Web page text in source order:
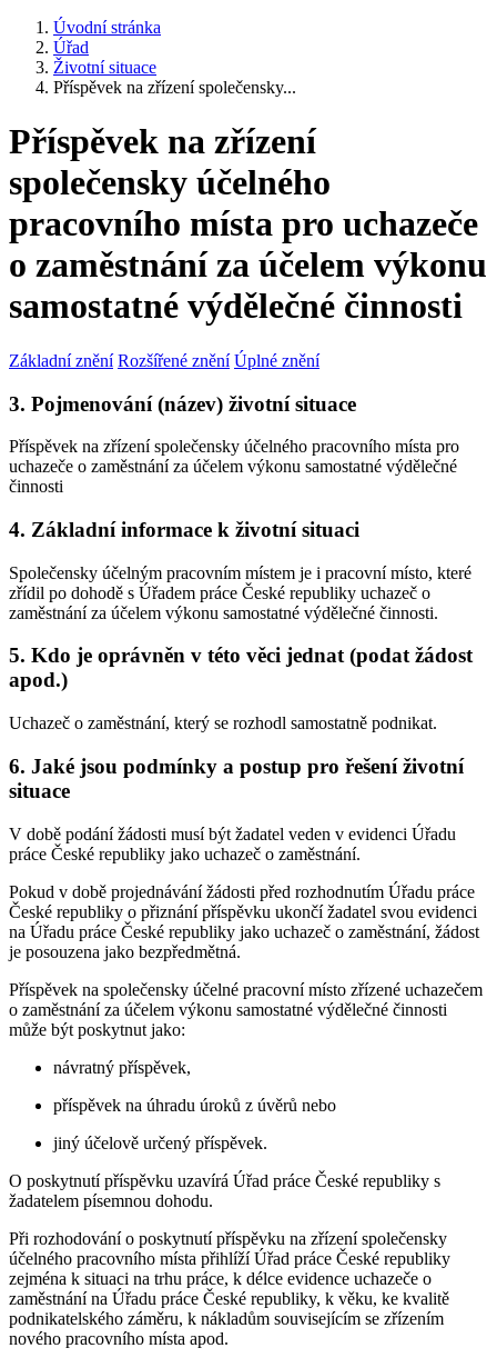
Úvodní stránka
Úřad
Životní situace
Příspěvek na zřízení společensky...
Příspěvek na zřízení
společensky účelného
pracovního místa pro uchazeče
o zaměstnání za účelem výkonu
samostatné výdělečné činnosti
Základní znění Rozšířené znění Úplné znění
3. Pojmenování (název) životní situace
Příspěvek na zřízení společensky účelného pracovního místa pro
uchazeče o zaměstnání za účelem výkonu samostatné výdělečné
činnosti
4. Základní informace k životní situaci
Společensky účelným pracovním místem je i pracovní místo, které
zřídil po dohodě s Úřadem práce České republiky uchazeč o
zaměstnání za účelem výkonu samostatné výdělečné činnosti.
5. Kdo je oprávněn v této věci jednat (podat žádost
apod.)
Uchazeč o zaměstnání, který se rozhodl samostatně podnikat.
6. Jaké jsou podmínky a postup pro řešení životní
situace
V době podání žádosti musí být žadatel veden v evidenci Úřadu
práce České republiky jako uchazeč o zaměstnání.
Pokud v době projednávání žádosti před rozhodnutím Úřadu práce
České republiky o přiznání příspěvku ukončí žadatel svou evidenci
na Úřadu práce České republiky jako uchazeč o zaměstnání, žádost
je posouzena jako bezpředmětná.
Příspěvek na společensky účelné pracovní místo zřízené uchazečem
o zaměstnání za účelem výkonu samostatné výdělečné činnosti
může být poskytnut jako:
návratný příspěvek,
příspěvek na úhradu úroků z úvěrů nebo
jiný účelově určený příspěvek.
O poskytnutí příspěvku uzavírá Úřad práce České republiky s
žadatelem písemnou dohodu.
Při rozhodování o poskytnutí příspěvku na zřízení společensky
účelného pracovního místa přihlíží Úřad práce České republiky
zejména k situaci na trhu práce, k délce evidence uchazeče o
zaměstnání na Úřadu práce České republiky, k věku, ke kvalitě
podnikatelského záměru, k nákladům souvisejícím se zřízením
nového pracovního místa apod.